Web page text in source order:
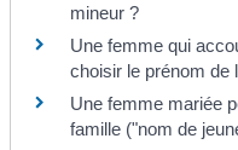
mineur ?
Une femme qui
choisir le prénom de
Une femme mariée
famille ("nom de